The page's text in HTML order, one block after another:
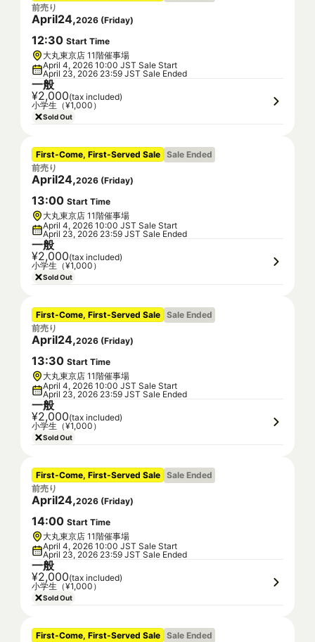
前売り
April24,2026 (Friday)
12:30 Start Time
大丸東京店 11階催事場
April 4, 2026 10:00 JST Sale Start
April 23, 2026 23:59 JST Sale Ended
一般
¥2,000(tax included)
小学生（¥1,000）
Sold Out
First-Come, First-Served Sale Sale Ended
前売り
April24,2026 (Friday)
13:00 Start Time
大丸東京店 11階催事場
April 4, 2026 10:00 JST Sale Start
April 23, 2026 23:59 JST Sale Ended
一般
¥2,000(tax included)
小学生（¥1,000）
Sold Out
First-Come, First-Served Sale Sale Ended
前売り
April24,2026 (Friday)
13:30 Start Time
大丸東京店 11階催事場
April 4, 2026 10:00 JST Sale Start
April 23, 2026 23:59 JST Sale Ended
一般
¥2,000(tax included)
小学生（¥1,000）
Sold Out
First-Come, First-Served Sale Sale Ended
前売り
April24,2026 (Friday)
14:00 Start Time
大丸東京店 11階催事場
April 4, 2026 10:00 JST Sale Start
April 23, 2026 23:59 JST Sale Ended
一般
¥2,000(tax included)
小学生（¥1,000）
Sold Out
First-Come, First-Served Sale Sale Ended